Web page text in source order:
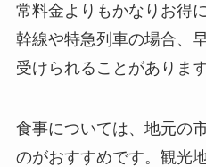
常料金よりもかなりお得
幹線や特急列車の場合、
受けられることがあります
食事については、地元の
のがおすすめです。観光